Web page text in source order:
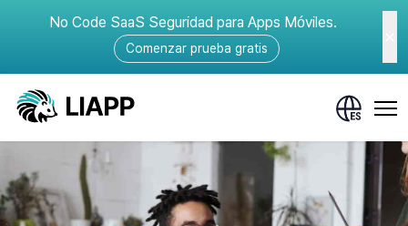
No Code SaaS Seguridad para Apps Móviles.
Comenzar prueba gratis